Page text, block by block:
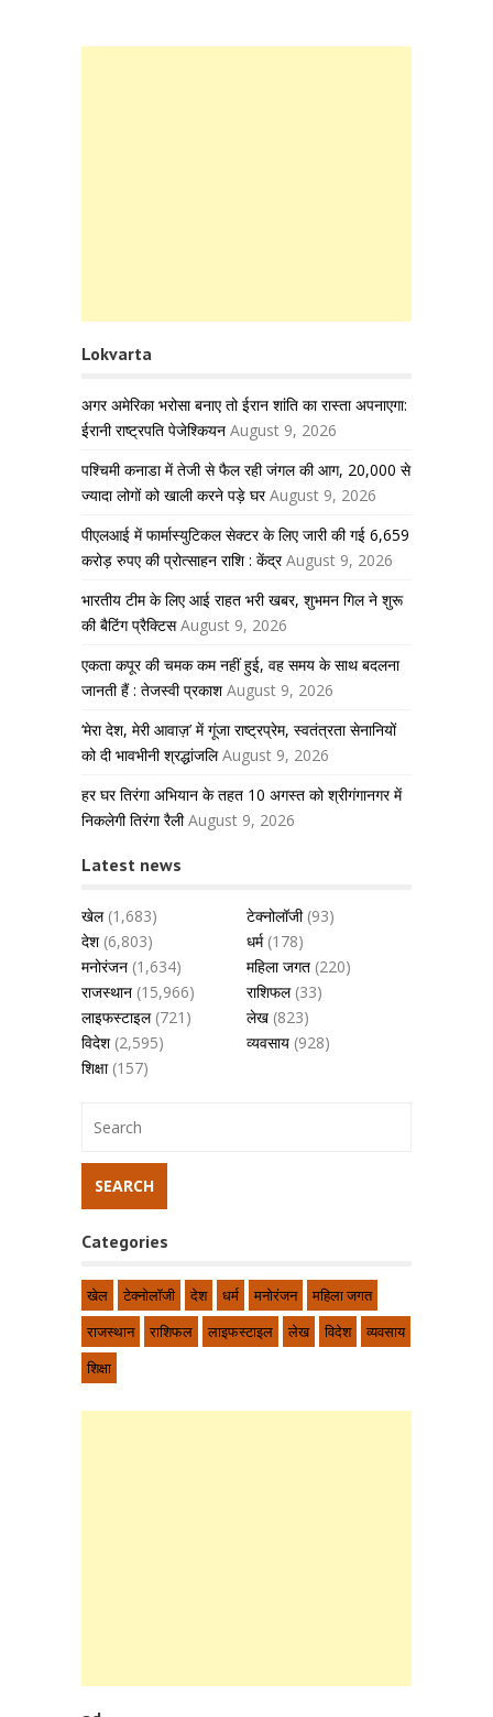
Lokvarta
अगर अमेरिका भरोसा बनाए तो ईरान शांति का रास्ता अपनाएगा:
ईरानी राष्ट्रपति पेजेश्कियन August 9, 2026
पश्चिमी कनाडा में तेजी से फैल रही जंगल की आग, 20,000 से
ज्यादा लोगों को खाली करने पड़े घर August 9, 2026
पीएलआई में फार्मास्युटिकल सेक्टर के लिए जारी की गई 6,659
करोड़ रुपए की प्रोत्साहन राशि : केंद्र August 9, 2026
भारतीय टीम के लिए आई राहत भरी खबर, शुभमन गिल ने शुरू
की बैटिंग प्रैक्टिस August 9, 2026
एकता कपूर की चमक कम नहीं हुई, वह समय के साथ बदलना
जानती हैं : तेजस्वी प्रकाश August 9, 2026
‘मेरा देश, मेरी आवाज़’ में गूंजा राष्ट्रप्रेम, स्वतंत्रता सेनानियों
को दी भावभीनी श्रद्धांजलि August 9, 2026
हर घर तिरंगा अभियान के तहत 10 अगस्त को श्रीगंगानगर में
निकलेगी तिरंगा रैली August 9, 2026
Latest news
खेल(1,683) टेक्नोलॉजी(93)
देश(6,803) धर्म(178)
मनोरंजन (1,634) महिला जगत (220)
राजस्थान (15,966) राशिफल(33)
लाइफस्टाइल(721) लेख (823)
विदेश(2,595) व्यवसाय (928)
शिक्षा(157)
Categories
खेल टेक्नोलॉजी देश धर्म मनोरंजन
महिला जगत
राजस्थान
राशिफल लाइफस्टाइल लेख विदेश
व्यवसाय
शिक्षा